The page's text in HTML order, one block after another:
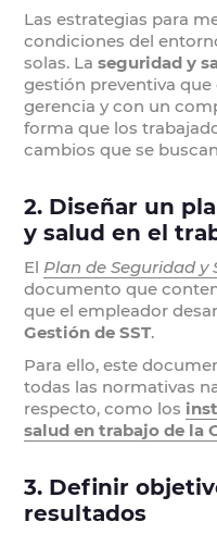
Las estrategias para
condiciones del
solas. Laseguridad y
gestión preventiva que
gerencia y con un
forma que los
cambios que se
2. Diseñar un
y salud en el
El Plan de Seguridad y
documento que
que el empleador
Gestión de SST.
Para ello, este
todas las normativas
respecto, como los
salud en trabajo de la
3. Definir
resultados